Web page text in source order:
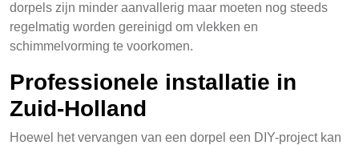
dorpels zijn minder aanvallerig maar moeten nog steeds
regelmatig worden gereinigd om vlekken en
schimmelvorming te voorkomen.
Professionele installatie in
Zuid-Holland
Hoewel het vervangen van een dorpel een DIY-project kan